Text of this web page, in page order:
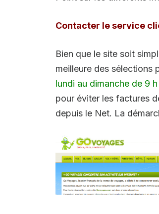
Contacter le service
Bien que le site soit
meilleure des sélections
lundi au dimanche de 9 h
pour éviter les factures
depuis le Net. La